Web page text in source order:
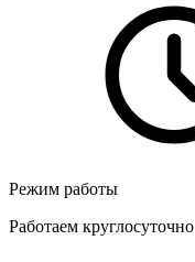
Режим работы
Работаем круглосуточно